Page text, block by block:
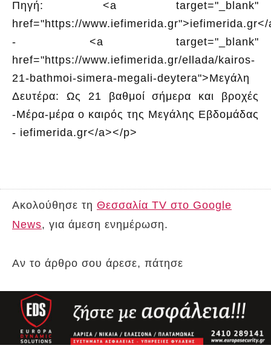
Πηγή: <a target="_blank"
href="https://www.iefimerida.gr">iefimerida.gr</
- <a target="_blank"
href="https://www.iefimerida.gr/ellada/kairos-
21-bathmoi-simera-megali-deytera">Μεγάλη
Δευτέρα: Ως 21 βαθμοί σήμερα και βροχές
-Μέρα-μέρα ο καιρός της Μεγάλης Εβδομάδας
- iefimerida.gr</a></p>
Ακολούθησε τη Θεσσαλία TV στο Google
News, για άμεση ενημέρωση.
Αν το άρθρο σου άρεσε, πάτησε